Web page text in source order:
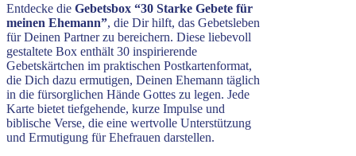
Entdecke die Gebetsbox “30 Starke Gebete für
meinen Ehemann”, die Dir hilft, das Gebetsleben
für Deinen Partner zu bereichern. Diese liebevoll
gestaltete Box enthält 30 inspirierende
Gebetskärtchen im praktischen Postkartenformat,
die Dich dazu ermutigen, Deinen Ehemann täglich
in die fürsorglichen Hände Gottes zu legen. Jede
Karte bietet tiefgehende, kurze Impulse und
biblische Verse, die eine wertvolle Unterstützung
und Ermutigung für Ehefrauen darstellen.